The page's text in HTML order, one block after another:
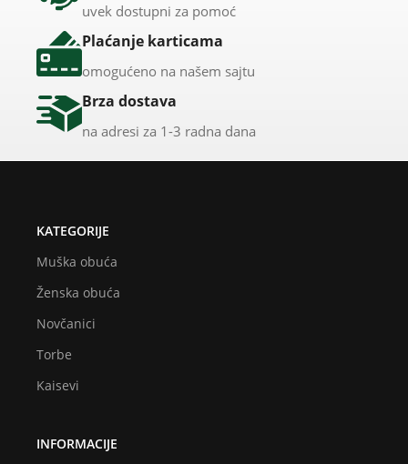
uvek dostupni za pomoć
Plaćanje karticama
omogućeno na našem sajtu
Brza dostava
na adresi za 1-3 radna dana
KATEGORIJE
Muška obuća
Ženska obuća
Novčanici
Torbe
Kaisevi
INFORMACIJE